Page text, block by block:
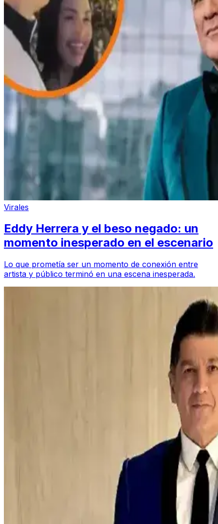
Virales
Eddy Herrera y el beso negado: un
momento inesperado en el escenario
Lo que prometía ser un momento de conexión entre
artista y público terminó en una escena inesperada.